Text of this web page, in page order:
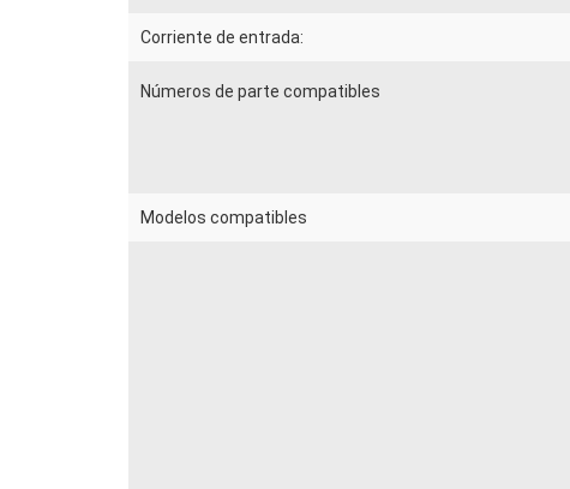
Corriente de entrada:
Números de parte compatibles
Modelos compatibles